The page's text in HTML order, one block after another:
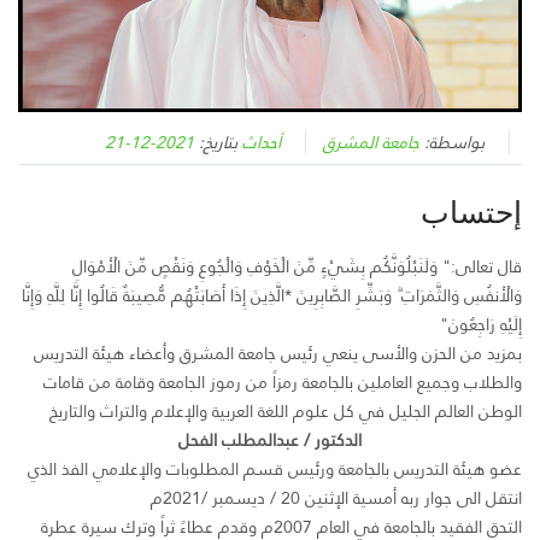
بواسطة:جامعة المشرق أحداثبتاريخ:2021-12-21
إحتساب
قال تعالى:" وَلَنَبْلُوَنَّكُم بِشَيْءٍ مِّنَ الْخَوْفِ وَالْجُوعِ وَنَقْصٍ مِّنَ الْأَمْوَالِ
وَالْأَنفُسِ وَالثَّمَرَاتِ ۗ وَبَشِّرِ الصَّابِرِينَ *الَّذِينَ إِذَا أَصَابَتْهُم مُّصِيبَةٌ قَالُوا إِنَّا لِلَّهِ وَإِنَّا
إِلَيْهِ رَاجِعُونَ"
بمزيد من الحزن والأسى ينعي رئيس جامعة المشرق وأعضاء هيئة التدريس
والطلاب وجميع العاملين بالجامعة رمزاً من رموز الجامعة وقامة من قامات
الوطن العالم الجليل في كل علوم اللغة العربية والإعلام والتراث والتاريخ
الدكتور / عبدالمطلب الفحل
عضو هيئة التدريس بالجامعة ورئيس قسم المطلوبات والإعلامي الفذ الذي
انتقل الى جوار ربه أمسية الإثنين 20 / ديسمبر /2021م
التحق الفقيد بالجامعة في العام 2007م وقدم عطاءً ثراً وترك سيرة عطرة